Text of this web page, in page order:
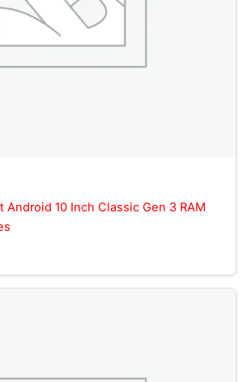
Android 10 Inch Classic Gen 3 RAM